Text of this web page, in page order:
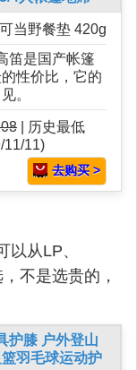
当野餐垫 420g
笛是国产帐篷
性价比，它的
。
| 历史最低
11/11)
去购买 >
从LP、
不是选贵的，
护膝 户外登山
羽毛球运动护